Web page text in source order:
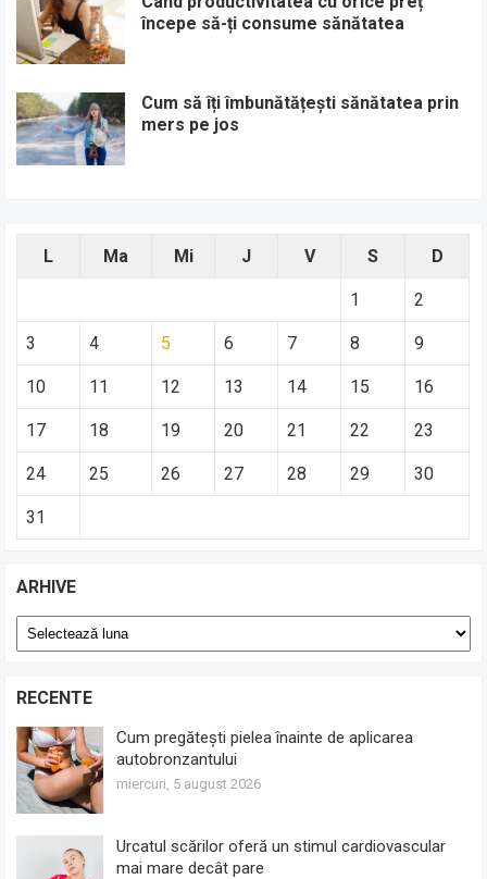
începe să-ți consume sănătatea
Cum să îți îmbunătățești sănătatea prin
mers pe jos
L Ma Mi J V S D
1 2
3 4 5 6 7 8 9
10 11 12 13 14 15 16
17 18 19 20 21 22 23
24 25 26 27 28 29 30
31
ARHIVE
Arhive
RECENTE
Cum pregătești pielea înainte de aplicarea
autobronzantului
miercuri, 5 august 2026
Urcatul scărilor oferă un stimul cardiovascular
mai mare decât pare